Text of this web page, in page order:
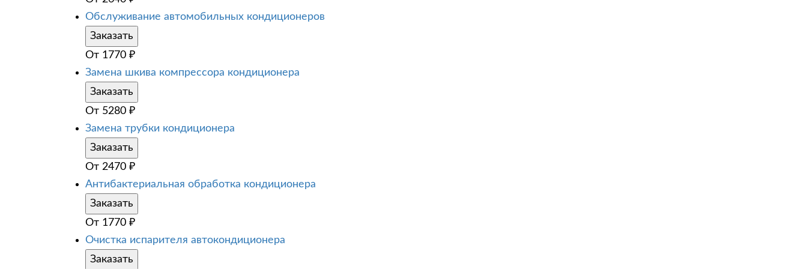
Обслуживание автомобильных кондиционеров
Заказать
От 1770 ₽
Замена шкива компрессора кондиционера
Заказать
От 5280 ₽
Замена трубки кондиционера
Заказать
От 2470 ₽
Антибактериальная обработка кондиционера
Заказать
От 1770 ₽
Очистка испарителя автокондиционера
Заказать